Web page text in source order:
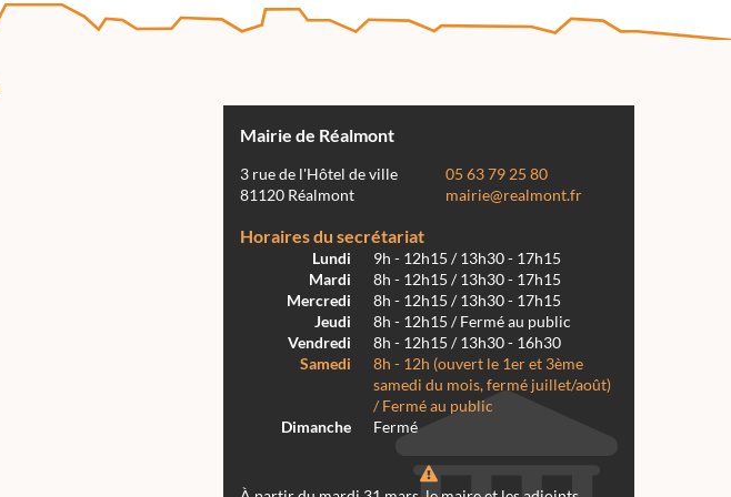
Mairie de Réalmont
3 rue de l'Hôtel de ville
81120 Réalmont
05 63 79 25 80
mairie@realmont.fr
Horaires du secrétariat
Lundi
9h - 12h15 / 13h30 - 17h15
Mardi
8h - 12h15 / 13h30 - 17h15
Mercredi
8h - 12h15 / 13h30 - 17h15
Jeudi
8h - 12h15 / Fermé au public
Vendredi
8h - 12h15 / 13h30 - 16h30
Samedi
8h - 12h (ouvert le 1er et 3ème
samedi du mois, fermé juillet/août)
/ Fermé au public
Dimanche
Fermé